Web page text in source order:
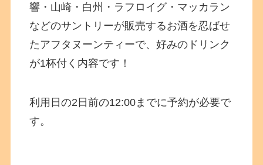
響・山崎・白州・ラフロイグ・マッカラン
などのサントリーが販売するお酒を忍ばせ
たアフタヌーンティーで、好みのドリンク
が1杯付く内容です！
利用日の2日前の12:00までに予約が必要で
す。